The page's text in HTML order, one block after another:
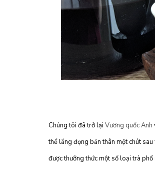
Chúng tôi đã trở lại Vương quốc Anh
thể lắng đọng bản thân một chút
được thưởng thức một số loại trà